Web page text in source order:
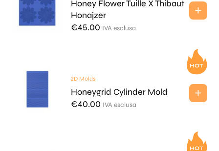
Honey Flower Tuille X Thibaut
Honajzer
€45.00 IVA esclusa
2D Molds
Honeygrid Cylinder Mold
€40.00 IVA esclusa